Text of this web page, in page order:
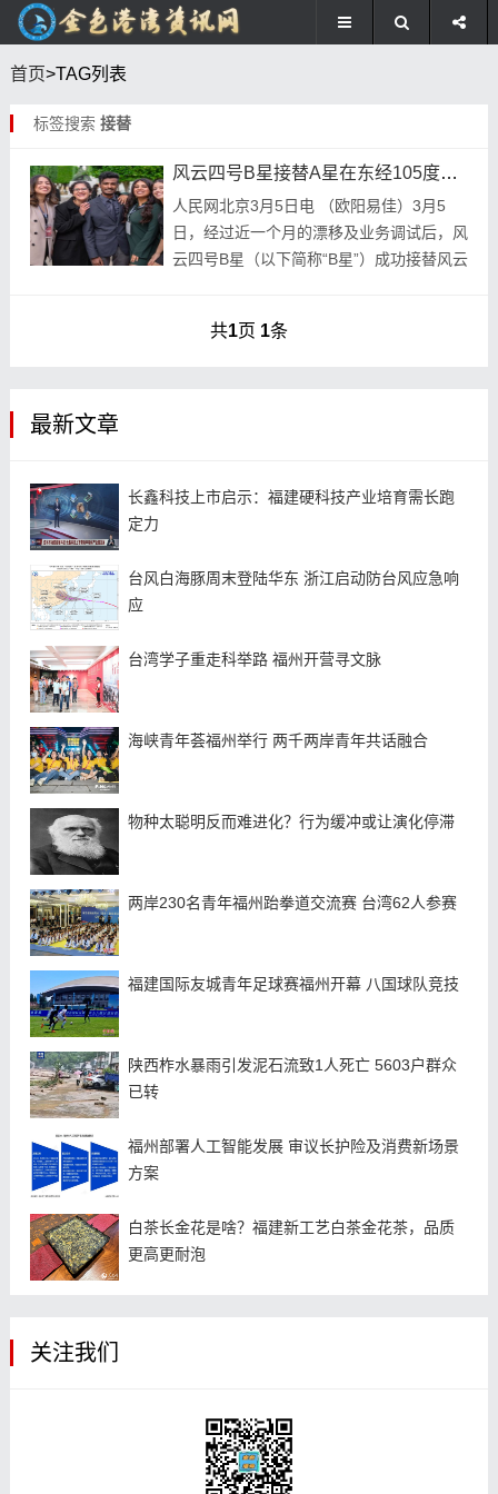
首页>TAG列表
标签搜索 接替
风云四号B星接替A星在东经105度静止轨道上恢复业务服务
人民网北京3月5日电 （欧阳易佳）3月5
日，经过近一个月的漂移及业务调试后，风
云四号B星（以下简称“B星”）成功接替风云
共1页 1条
最新文章
长鑫科技上市启示：福建硬科技产业培育需长跑
定力
台风白海豚周末登陆华东 浙江启动防台风应急响
应
台湾学子重走科举路 福州开营寻文脉
海峡青年荟福州举行 两千两岸青年共话融合
物种太聪明反而难进化？行为缓冲或让演化停滞
两岸230名青年福州跆拳道交流赛 台湾62人参赛
福建国际友城青年足球赛福州开幕 八国球队竞技
陕西柞水暴雨引发泥石流致1人死亡 5603户群众
已转
福州部署人工智能发展 审议长护险及消费新场景
方案
白茶长金花是啥？福建新工艺白茶金花茶，品质
更高更耐泡
关注我们